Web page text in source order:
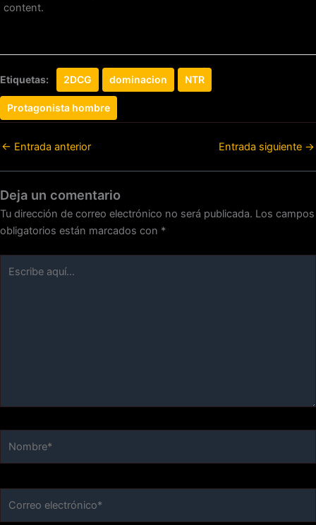
content.
Etiquetas: 2DCG dominacion NTR
Protagonista hombre
← Entrada anterior Entrada siguiente →
Deja un comentario
Tu dirección de correo electrónico no será publicada. Los campos
obligatorios están marcados con *
aquí...
electrónico*